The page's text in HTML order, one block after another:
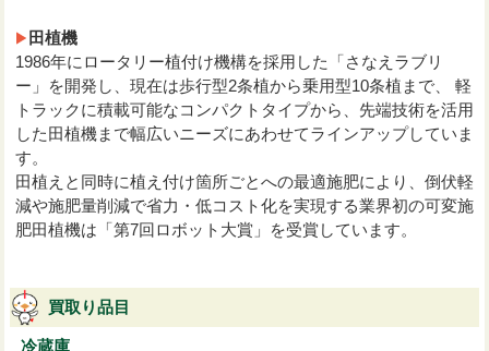
田植機
1986年にロータリー植付け機構を採用した「さなえラブリ
ー」を開発し、現在は歩行型2条植から乗用型10条植まで、 軽
トラックに積載可能なコンパクトタイプから、先端技術を活用
した田植機まで幅広いニーズにあわせてラインアップしていま
す。
田植えと同時に植え付け箇所ごとへの最適施肥により、倒伏軽
減や施肥量削減で省力・低コスト化を実現する業界初の可変施
肥田植機は「第7回ロボット大賞」を受賞しています。
買取り品目
冷蔵庫